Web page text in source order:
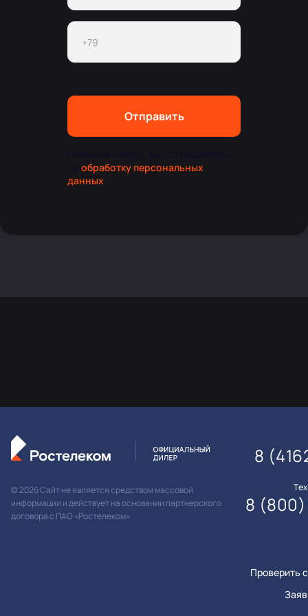
Отправить
обработку персональных
данных
© 2026 Сайт не является средством массовой
информации и действует на основании партнерского
договора с ПАО «Ростелеком»
Проверить
8
8